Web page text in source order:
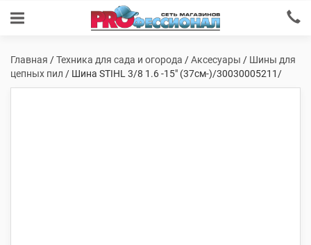
Главная /Техника для сада и огорода /Аксесуары / Шины для
цепных пил / Шина STIHL 3/8 1.6 -15″ (37см-)/30030005211/